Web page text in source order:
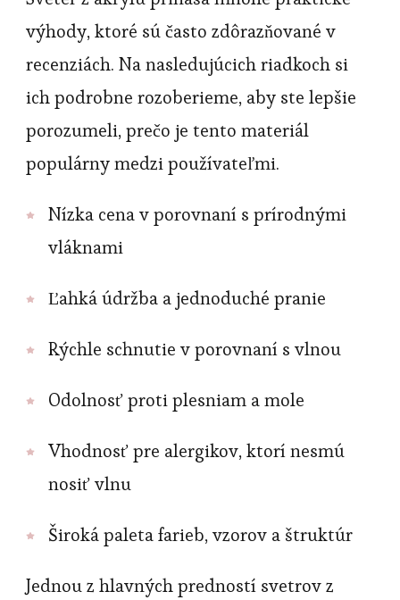
výhody, ktoré sú často zdôrazňované v
recenziách. Na nasledujúcich riadkoch si
ich podrobne rozoberieme, aby ste lepšie
porozumeli, prečo je tento materiál
populárny medzi používateľmi.
Nízka cena v porovnaní s prírodnými
vláknami
Ľahká údržba a jednoduché pranie
Rýchle schnutie v porovnaní s vlnou
Odolnosť proti plesniam a mole
Vhodnosť pre alergikov, ktorí nesmú
nosiť vlnu
Široká paleta farieb, vzorov a štruktúr
Jednou z hlavných predností svetrov z